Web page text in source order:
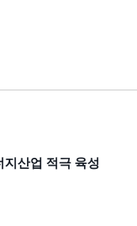
지산업 적극 육성